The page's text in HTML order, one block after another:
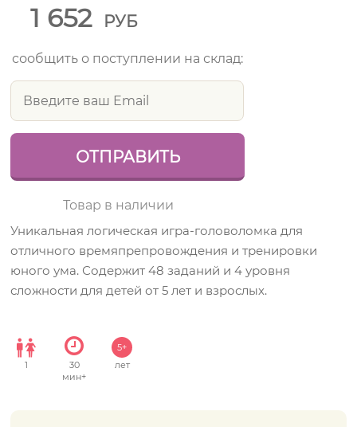
1 652 РУБ
сообщить о поступлении на склад:
Товар в наличии
Уникальная логическая игра-головоломка для
отличного времяпрепровождения и тренировки
юного ума. Содержит 48 заданий и 4 уровня
сложности для детей от 5 лет и взрослых.
1
30
мин+
5+
лет